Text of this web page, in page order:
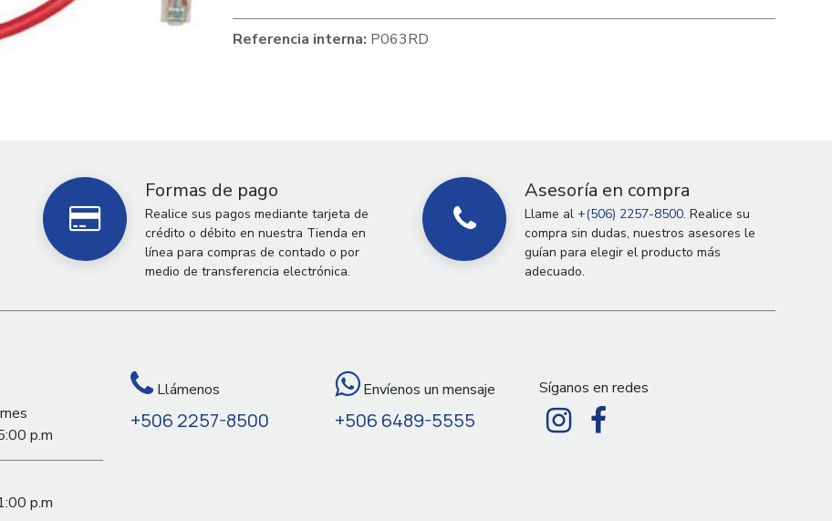
Referencia interna: P063RD
Formas de pago
Realice sus pagos mediante tarjeta de
crédito o débito en nuestra Tienda en
línea para compras de contado o por
medio de transferencia electrónica.
Asesoría en compra
Llame al+(506) 2257-8500. Realice su
compra sin dudas, nuestros asesores le
guían para elegir el producto más
adecuado.
p.m
p.m
Llámenos
+506 2257-8500
Envíenos un mensaje
+506 6489-5555
Síganos en redes